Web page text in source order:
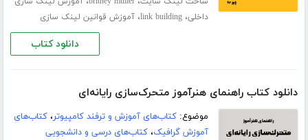
داخلی،link building،آموزش قوانین لینک سازی
دانلود کتاب
دانلود کتاب راهنمای هنرآموز متحرک‌سازی رایانه‌ای
موضوع:کتاب‌های آموزش و ترفند کامپیوتر،کتاب‌های
آموزش گرافیک،کتاب‌های درسی و دانشجویی